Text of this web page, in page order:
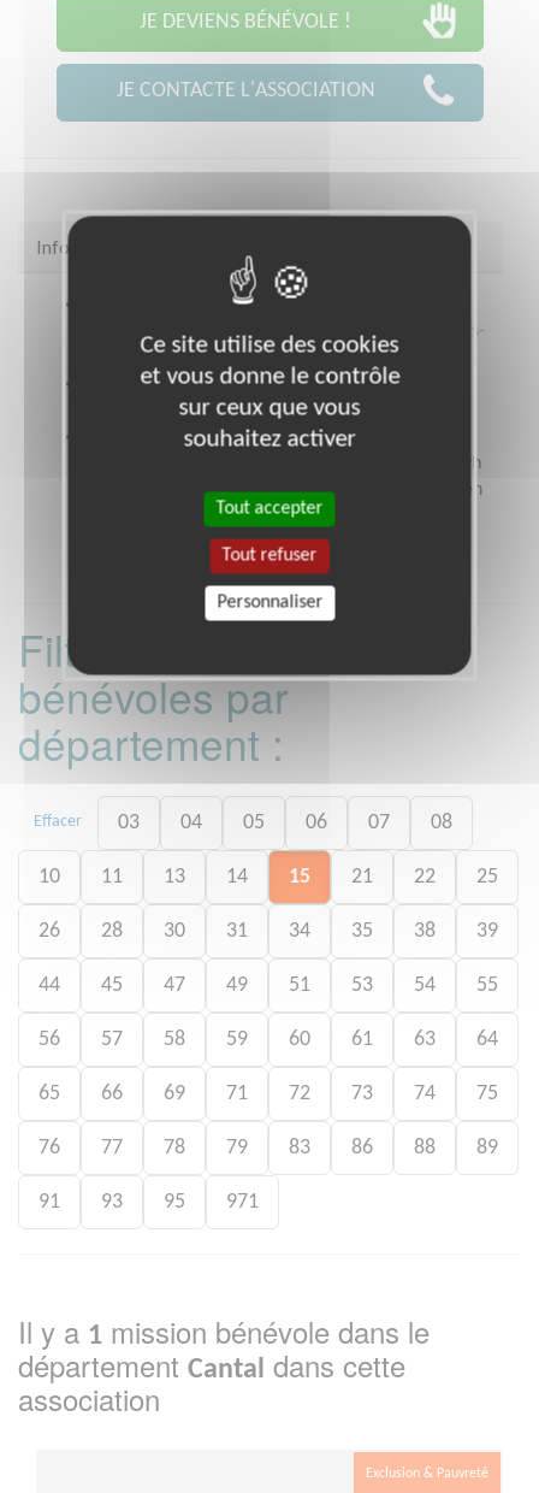
JE DEVIENS BÉNÉVOLE !
JE CONTACTE L'ASSOCIATION
Infos pratiques
https://www.secours-catholique.org/le-
cedre-un-centre-dentraide-dedie-aux-demandeurs-
dasile-et-aux-refugies/
Coordonnées23 boulevard de la Commanderie
PARIS 19 (75019)
Heures d'ouverture
Ouverture au public : le lundi, mardi et jeudi de 9h
à 17h00 le mercredi et le vendredi de 9h à 17h (en
partie fermé au public).
Filtrer les missions
bénévoles par
département :
Effacer 03 04 05 06 07 08
10 11 13 14 15 21 22 25
26 28 30 31 34 35 38 39
44 45 47 49 51 53 54 55
56 57 58 59 60 61 63 64
65 66 69 71 72 73 74 75
76 77 78 79 83 86 88 89
91 93 95 971
Il y a 1 mission bénévole dans le
département Cantal dans cette
association
Exclusion & Pauvreté
Ce site utilise des cookies
et vous donne le contrôle
sur ceux que vous
souhaitez activer
Tout accepter
Tout refuser
Personnaliser